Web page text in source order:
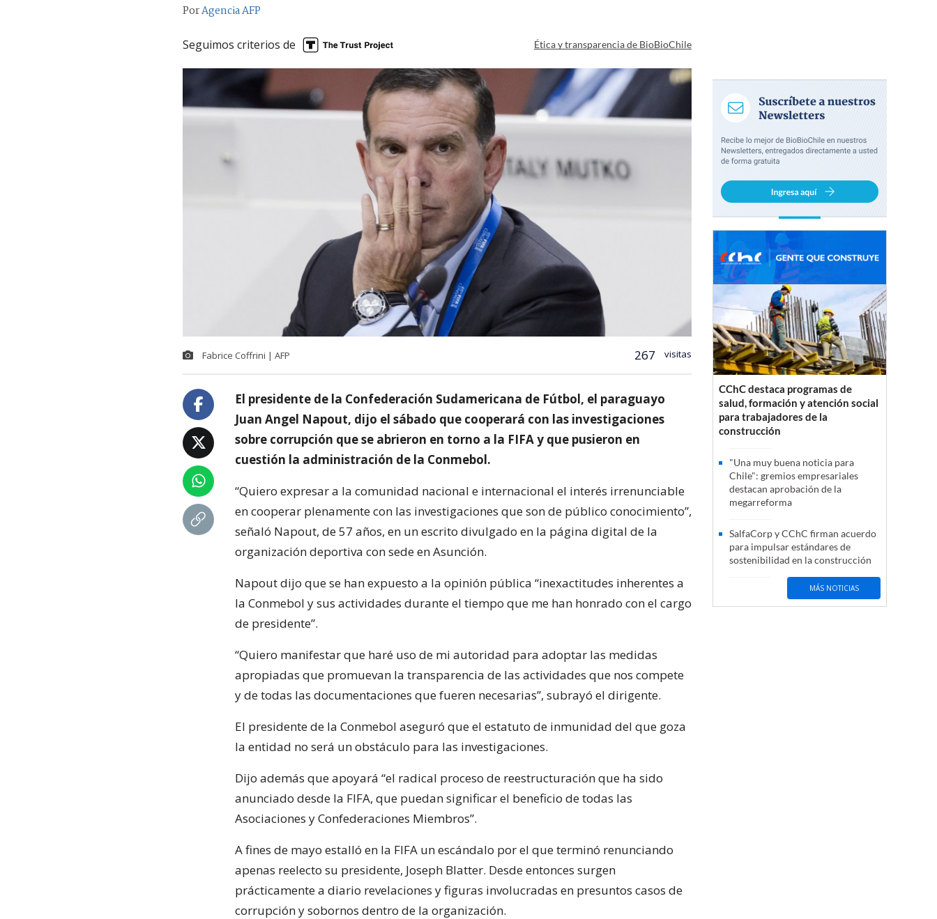
PorAgencia AFP
Seguimos criterios de Ética y transparencia de BioBioChile
Fabrice Coffrini | AFP 267 visitas
El presidente de la Confederación Sudamericana de Fútbol, el paraguayo
Juan Angel Napout, dijo el sábado que cooperará con las investigaciones
sobre corrupción que se abrieron en torno a la FIFA y que pusieron en
cuestión la administración de la Conmebol.
“Quiero expresar a la comunidad nacional e internacional el interés irrenunciable
en cooperar plenamente con las investigaciones que son de público conocimiento”,
señaló Napout, de 57 años, en un escrito divulgado en la página digital de la
organización deportiva con sede en Asunción.
Napout dijo que se han expuesto a la opinión pública “inexactitudes inherentes a
la Conmebol y sus actividades durante el tiempo que me han honrado con el cargo
de presidente”.
“Quiero manifestar que haré uso de mi autoridad para adoptar las medidas
apropiadas que promuevan la transparencia de las actividades que nos compete
y de todas las documentaciones que fueren necesarias”, subrayó el dirigente.
El presidente de la Conmebol aseguró que el estatuto de inmunidad del que goza
la entidad no será un obstáculo para las investigaciones.
Dijo además que apoyará “el radical proceso de reestructuración que ha sido
anunciado desde la FIFA, que puedan significar el beneficio de todas las
Asociaciones y Confederaciones Miembros”.
A fines de mayo estalló en la FIFA un escándalo por el que terminó renunciando
apenas reelecto su presidente, Joseph Blatter. Desde entonces surgen
prácticamente a diario revelaciones y figuras involucradas en presuntos casos de
corrupción y sobornos dentro de la organización.
CChC destaca programas de
salud, formación y atención social
para trabajadores de la
construcción
"Una muy buena noticia para
Chile": gremios empresariales
destacan aprobación de la
megarreforma
SalfaCorp y CChC firman acuerdo
para impulsar estándares de
sostenibilidad en la construcción
MÁS NOTICIAS